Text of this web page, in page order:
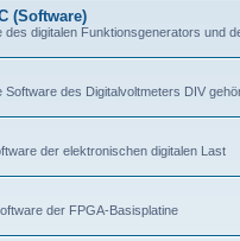
(Software)
des digitalen Funktionsgenerators und
Software des Digitalvoltmeters DIV
der elektronischen digitalen Last
der FPGA-Basisplatine